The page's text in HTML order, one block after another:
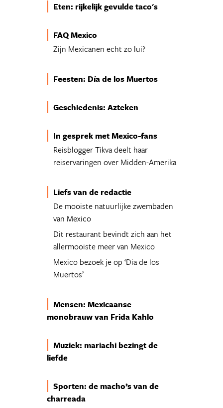
Eten: rijkelijk gevulde taco's
FAQ Mexico
Zijn Mexicanen echt zo lui?
Feesten: Día de los Muertos
Geschiedenis: Azteken
In gesprek met Mexico-fans
Reisblogger Tikva deelt haar
reiservaringen over Midden-Amerika
Liefs van de redactie
De mooiste natuurlijke zwembaden
van Mexico
Dit restaurant bevindt zich aan het
allermooiste meer van Mexico
Mexico bezoek je op ‘Dia de los
Muertos’
Mensen: Mexicaanse
monobrauw van Frida Kahlo
Muziek: mariachi bezingt de
liefde
Sporten: de macho’s van de
charreada